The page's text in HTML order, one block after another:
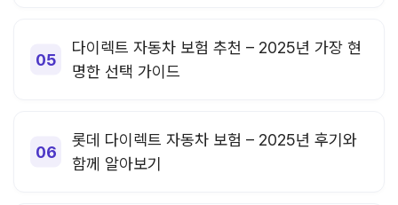
다이렉트 자동차 보험 추천 – 2025년 가장 현
명한 선택 가이드
롯데 다이렉트 자동차 보험 – 2025년 후기와
함께 알아보기